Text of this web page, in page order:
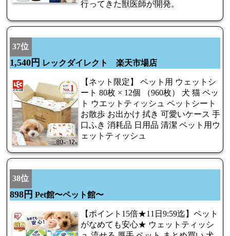
行ってきた獣医師が開発。
37位
1,540円 レックダイレクト 楽天市場店
【ネット限定】 ペット用 ウェットシ
ート 80枚 × 12個 （960枚） 犬 猫 ペッ
ト ウエットティッシュ ペットシート
お散歩 お出かけ 拭き 可愛いケース 手
口ふき 消耗品 日用品 清潔 ペット用ウ
ェットティッシュ
38位
898円 Pet館〜ペット館〜
【ポイント15倍★11日9:59迄】ペット
がなめても安心★ ウェットティッシ